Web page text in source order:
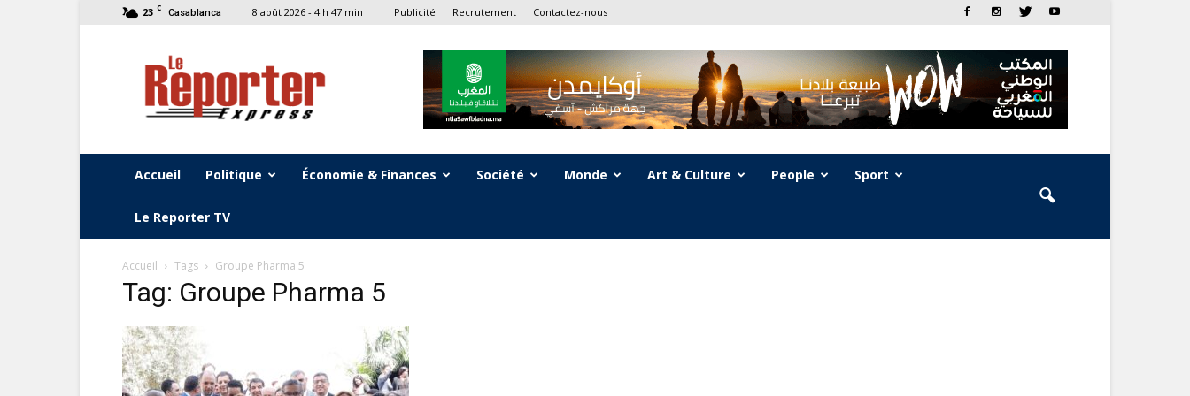
23 C Casablanca 8 août 2026 - 4 h 47 min Publicité Recrutement Contactez-nous
Le
Reporter
Express
Accueil Politique Économie & Finances Société Monde Art & Culture People Sport
Le Reporter TV
Accueil Tags Groupe Pharma 5
Tag: Groupe Pharma 5